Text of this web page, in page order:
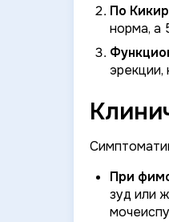
По
норма, а
эрекции,
При
зуд или